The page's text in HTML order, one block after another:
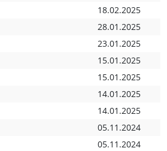
18.02.2025
28.01.2025
23.01.2025
15.01.2025
15.01.2025
14.01.2025
14.01.2025
05.11.2024
05.11.2024